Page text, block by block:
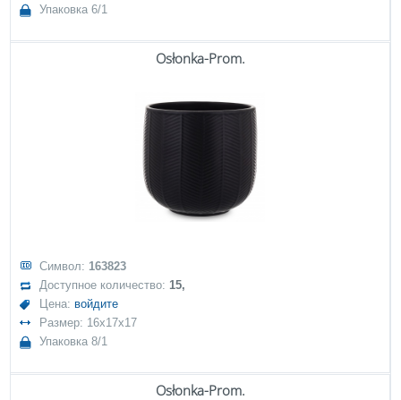
Упаковка 6/1
Osłonka-Prom.
Символ: 163823
Доступное количество:15,
Цена: войдите
Размер: 16x17x17
Упаковка 8/1
Osłonka-Prom.